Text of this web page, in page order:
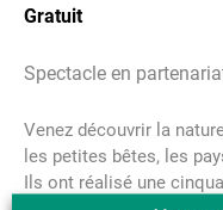
Gratuit
Spectacle en
Venez découvrir la
les petites bêtes, les
Ils ont réalisé une